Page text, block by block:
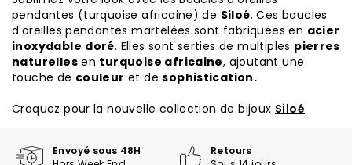
pendantes (turquoise africaine) de Siloé. Ces boucles
d'oreilles pendantes martelées sont fabriquées en acier
inoxydable doré. Elles sont serties de multiples pierres
naturellesen turquoise africaine, ajoutant une
touche de couleur et desophistication.
Craquez pour la nouvelle collection de bijoux Siloé.
Envoyé sous 48H
Retours